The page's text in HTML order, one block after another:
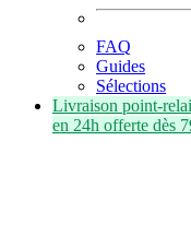
FAQ
Guides
Sélections
Livraison point-
en 24h offerte dès